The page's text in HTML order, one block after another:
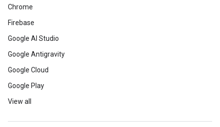
Chrome
Firebase
Google AI Studio
Google Antigravity
Google Cloud
Google Play
View all